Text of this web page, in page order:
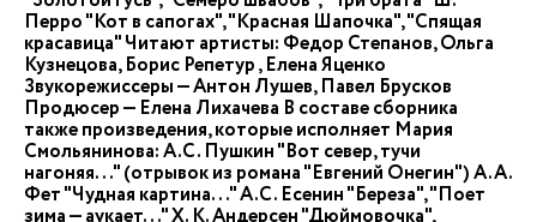
Перро "Кот в сапогах", "Красная Шапочка", "Спящая
красавица" Читают артисты: Федор Степанов, Ольга
Кузнецова, Борис Репетур , Елена Яценко
Звукорежиссеры — Антон Лушев, Павел Брусков
Продюсер — Елена Лихачева В составе сборника
также произведения, которые исполняет Мария
Смольянинова: А.С. Пушкин "Вот север, тучи
нагоняя..." (отрывок из романа "Евгений Онегин") А.А.
Фет "Чудная картина..." А.С. Есенин "Береза", "Поет